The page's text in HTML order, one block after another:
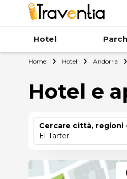
Hotel
Home Hotel Andorra
Hotel e
Cercare città, regioni
El Tarter